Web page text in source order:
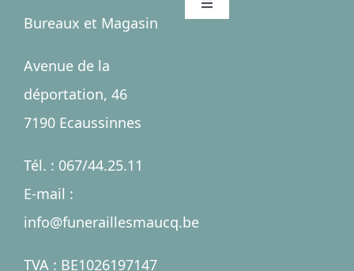
Bureaux et Magasin
Avenue de la
déportation, 46
7190 Ecaussinnes
Tél. : 067/44.25.11
E-mail :
info@funeraillesmaucq.be
TVA : BE1026197147
Toggle
Salles
Nécrologies